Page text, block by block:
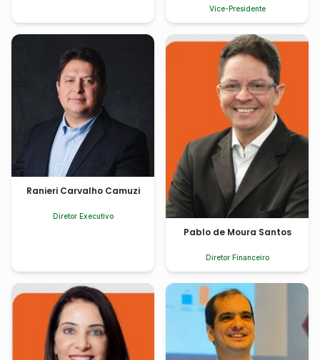
Vice-Presidente
Ranieri Carvalho Camuzi
Diretor Executivo
Pablo de Moura Santos
Diretor Financeiro